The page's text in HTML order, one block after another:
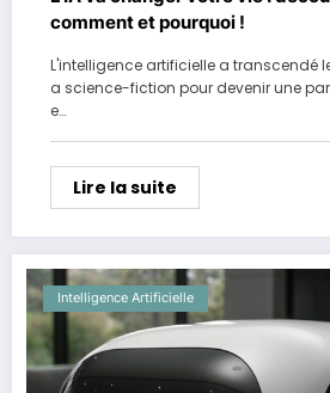
comment et pourquoi !
L'intelligence artificielle a transcendé
a science-fiction pour devenir une
e…
Lire la suite
Intelligence Artificielle